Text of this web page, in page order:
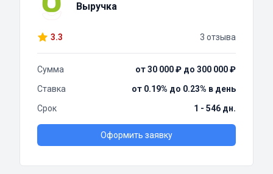
Выручка
3.3 3 отзыва
Сумма
от 30 000 ₽ до 300 000 ₽
Ставка
от 0.19% до 0.23% в день
Срок
1 - 546 дн.
Оформить заявку